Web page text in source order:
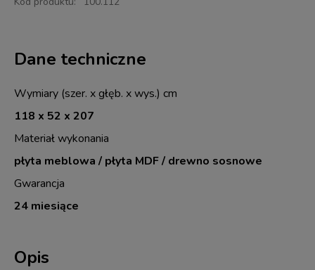
Opis
Dane techniczne
Wymiary (szer. x głęb. x wys.) cm
118 x 52 x 207
Materiał wykonania
płyta meblowa / płyta MDF / drewno sosnowe
Gwarancja
24 miesiące